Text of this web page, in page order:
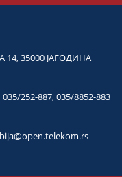
35000 ЈАГОДИНА
035/252-887,035/8852-883